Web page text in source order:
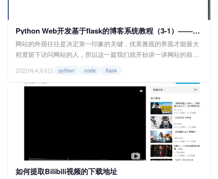
Python Web开发基于flask的博客系统教程（3-1）——前端框架与模板继承
网站的外观往往是决定第一印象的关键，优美雅观的界面才能最大
程度留下访问网站的人，所以这一篇我们就开始讲一讲网站的前端
开始学习吧！ 一、前端框架 frog.py @app.route('/') d...
2020年4月6日 python code flask
如何提取Bilibili视频的下载地址